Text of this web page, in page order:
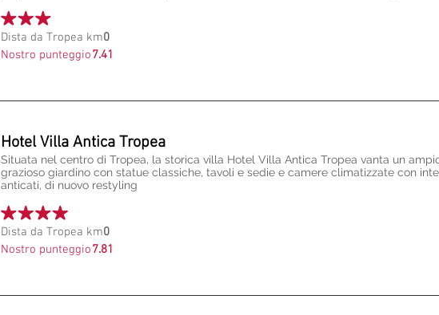
Dista da Tropea km0
7.41
Nostro punteggio
Hotel Villa Antica Tropea
Situata nel centro di Tropea, la storica villa Hotel Villa Antica Tropea vanta un
grazioso giardino con statue classiche, tavoli e sedie e camere climatizzate con
anticati, di nuovo restyling
Dista da Tropea km0
7.81
Nostro punteggio